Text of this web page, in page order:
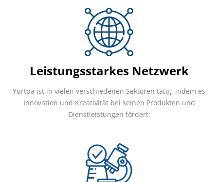
Leistungsstarkes Netzwerk
Yurtpa ist in vielen verschiedenen Sektoren tätig, indem es
Innovation und Kreativität bei seinen Produkten und
Dienstleistungen fördert;